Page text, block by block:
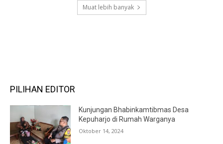
Muat lebih banyak
PILIHAN EDITOR
Kunjungan Bhabinkamtibmas Desa
Kepuharjo di Rumah Warganya
Oktober 14, 2024